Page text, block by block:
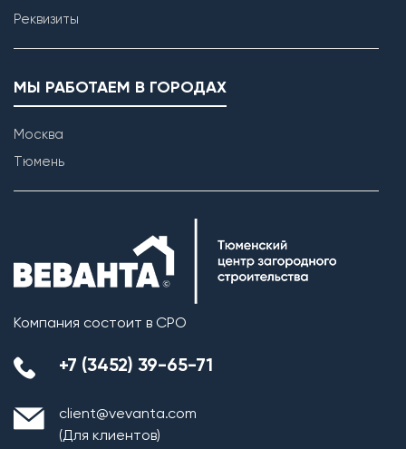
Реквизиты
МЫ РАБОТАЕМ В ГОРОДАХ
Москва
Тюмень
Компания состоит в СРО
+7 (3452) 39-65-71
client@vevanta.com
(Для клиентов)